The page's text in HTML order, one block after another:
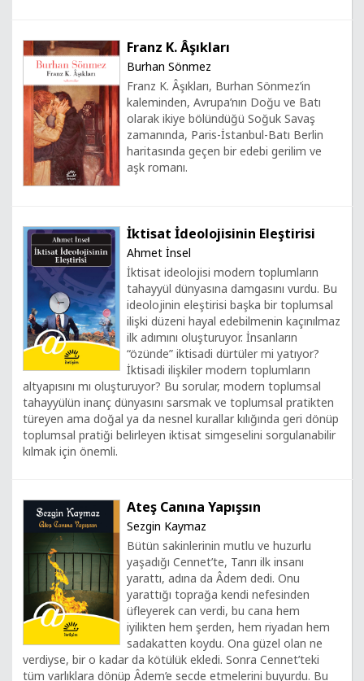
Franz K. Âşıkları
Burhan Sönmez
Franz K. Âşıkları, Burhan Sönmez’in
kaleminden, Avrupa’nın Doğu ve Batı
olarak ikiye bölündüğü Soğuk Savaş
zamanında, Paris-İstanbul-Batı Berlin
haritasında geçen bir edebi gerilim ve
aşk romanı.
İktisat İdeolojisinin Eleştirisi
Ahmet İnsel
İktisat ideolojisi modern toplumların
tahayyül dünyasına damgasını vurdu. Bu
ideolojinin eleştirisi başka bir toplumsal
ilişki düzeni hayal edebilmenin kaçınılmaz
ilk adımını oluşturuyor. İnsanların
“özünde” iktisadi dürtüler mi yatıyor?
İktisadi ilişkiler modern toplumların
altyapısını mı oluşturuyor? Bu sorular, modern toplumsal
tahayyülün inanç dünyasını sarsmak ve toplumsal pratikten
türeyen ama doğal ya da nesnel kurallar kılığında geri dönüp
toplumsal pratiği belirleyen iktisat simgeselini sorgulanabilir
kılmak için önemli.
Ateş Canına Yapışsın
Sezgin Kaymaz
Bütün sakinlerinin mutlu ve huzurlu
yaşadığı Cennet’te, Tanrı ilk insanı
yarattı, adına da Âdem dedi. Onu
yarattığı toprağa kendi nefesinden
üfleyerek can verdi, bu cana hem
iyilikten hem şerden, hem riyadan hem
sadakatten koydu. Ona güzel olan ne
verdiyse, bir o kadar da kötülük ekledi. Sonra Cennet’teki
tüm varlıklara dönüp Âdem’e secde etmelerini buyurdu. Bu